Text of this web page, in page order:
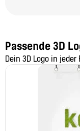
Passende 3D
Dein 3D Logo in jeder